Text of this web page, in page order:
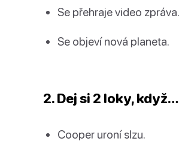
Se přehraje video zpráva.
Se objeví nová planeta.
2. Dej si 2 loky, když…
Cooper uroní slzu.